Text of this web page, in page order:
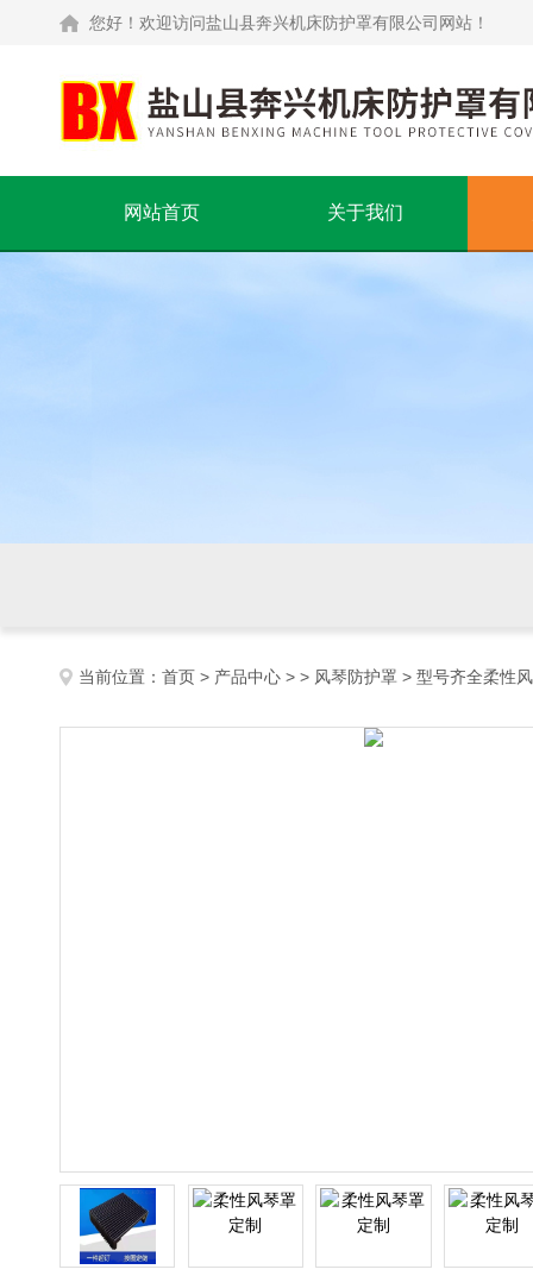
您好！欢迎访问盐山县奔兴机床防护罩有限公司网站！
网站首页 关于我们
当前位置： 首页 > 产品中心 > > 风琴防护罩 > 型号齐全柔性